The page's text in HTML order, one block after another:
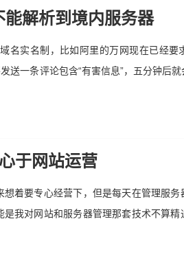
解析到境内服务器
名实名制，比如阿里的万网现在已经要
送一条评论包含“有害信息”，五分钟后
于网站运营
着要专心经营下，但是每天在管理服务
我对网站和服务器管理那套技术不算精